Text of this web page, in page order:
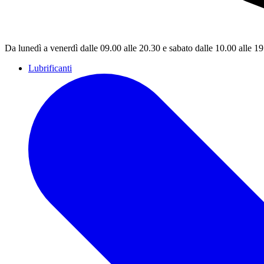
Da lunedì a venerdì dalle 09.00 alle 20.30 e sabato dalle 10.00 alle
Lubrificanti